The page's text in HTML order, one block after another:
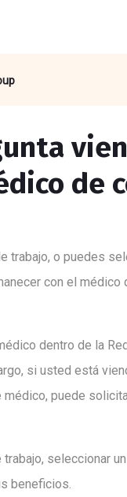
de
trabajo, o puedes
con el
dentro de la
si usted está
puede
seleccionar
beneficios.